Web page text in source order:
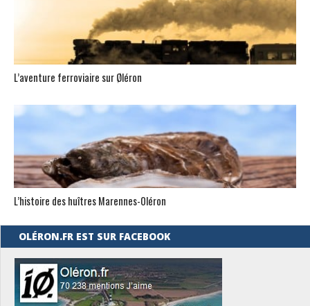
L’aventure ferroviaire sur Øléron
L’histoire des huîtres Marennes-0léron
OLÉRON.FR EST SUR FACEBOOK